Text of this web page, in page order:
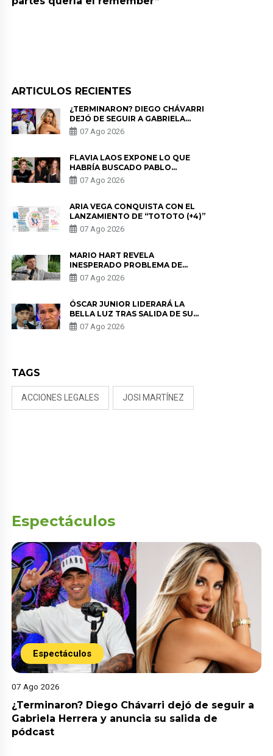
ARTICULOS RECIENTES
¿TERMINARON? DIEGO CHÁVARRI
DEJÓ DE SEGUIR A GABRIELA
HERRERA Y ANUNCIA SU SALIDA
DE PÓDCAST
07 Ago 2026
FLAVIA LAOS EXPONE LO QUE
HABRÍA BUSCADO PABLO
HEREDIA CON ALE FULLER: “UNA
DE LAS PARTES QUERÍA EL
07 Ago 2026
ARIA VEGA CONQUISTA CON EL
LANZAMIENTO DE “TOTOTO (+4)”
07 Ago 2026
MARIO HART REVELA
INESPERADO PROBLEMA DE
SALUD ANTES DE SEPARARSE DE
KORINA: “ME ENCONTRARON UN
07 Ago 2026
ÓSCAR JUNIOR LIDERARÁ LA
BELLA LUZ TRAS SALIDA DE SU
PADRE POR POLÉMICA CON
NALDY SALDAÑA
07 Ago 2026
TAGS
ACCIONES LEGALES JOSI MARTÍNEZ
Espectáculos
Espectáculos
07 Ago 2026
¿Terminaron? Diego Chávarri dejó de seguir a
Gabriela Herrera y anuncia su salida de
pódcast